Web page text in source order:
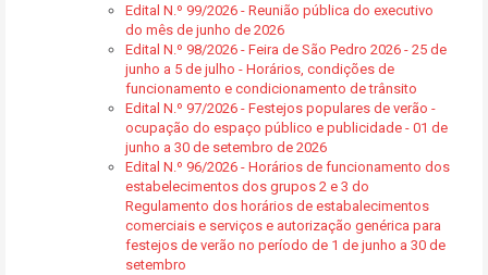
Edital N.º 99/2026 - Reunião pública do executivo
do mês de junho de 2026
Edital N.º 98/2026 - Feira de São Pedro 2026 - 25 de
junho a 5 de julho - Horários, condições de
funcionamento e condicionamento de trânsito
Edital N.º 97/2026 - Festejos populares de verão -
ocupação do espaço público e publicidade - 01 de
junho a 30 de setembro de 2026
Edital N.º 96/2026 - Horários de funcionamento dos
estabelecimentos dos grupos 2 e 3 do
Regulamento dos horários de estabalecimentos
comerciais e serviços e autorização genérica para
festejos de verão no período de 1 de junho a 30 de
setembro